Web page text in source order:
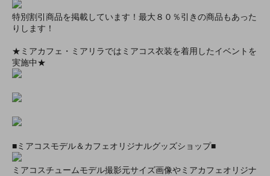
特別割引商品を掲載しています！最大８０％引きの商品もあった
りします！
★ミアカフェ・ミアリラではミアコス衣装を着用したイベントを
実施中★
■ミアコスモデル＆カフェオリジナルグッズショップ■
ミアコスチュームモデル撮影元サイズ画像やミアカフェオリジナ